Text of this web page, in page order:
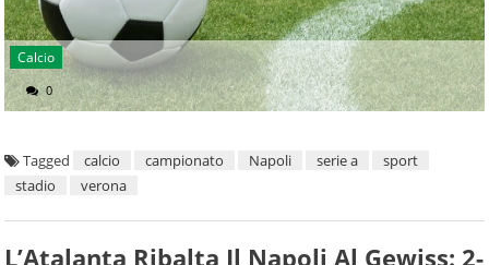
Calcio
0
Tagged calcio campionato Napoli serie a
sport
stadio
verona
L’Atalanta Ribalta Il Napoli Al Gewiss: 2-